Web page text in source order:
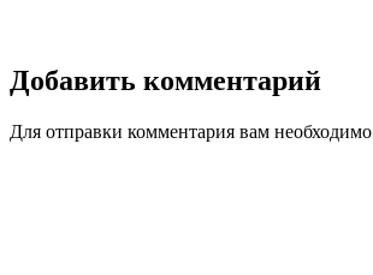
Добавить комментарий
Для отправки комментария вам необходимо